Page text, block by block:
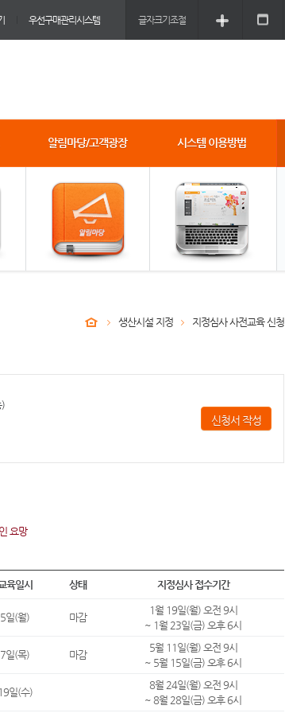
우선구매관리시스템 글자크기조절
알림마당/고객광장 시스템 이용방법
생산시설 지정 지정심사 사전교육 신청
)
신청서 작성
요망
육일시 상태 지정심사 접수기간
일(월) 마감
1월 19일(월) 오전 9시
~ 1월 23일(금) 오후 6시
일(목) 마감
5월 11일(월) 오전 9시
~ 5월 15일(금) 오후 6시
일(수)
8월 24일(월) 오전 9시
~ 8월 28일(금) 오후 6시